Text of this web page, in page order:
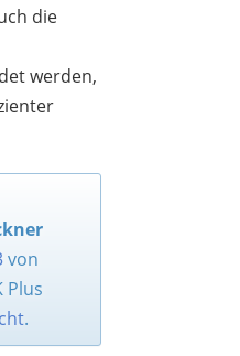
die
werden,
von
Plus
.